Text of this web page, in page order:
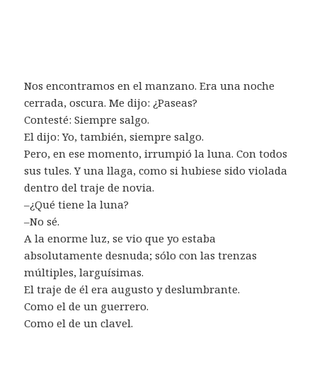
Nos encontramos en el manzano. Era una noche
cerrada, oscura. Me dijo: ¿Paseas?
Contesté: Siempre salgo.
El dijo: Yo, también, siempre salgo.
Pero, en ese momento, irrumpió la luna. Con todos
sus tules. Y una llaga, como si hubiese sido violada
dentro del traje de novia.
–¿Qué tiene la luna?
–No sé.
A la enorme luz, se vio que yo estaba
absolutamente desnuda; sólo con las trenzas
múltiples, larguísimas.
El traje de él era augusto y deslumbrante.
Como el de un guerrero.
Como el de un clavel.